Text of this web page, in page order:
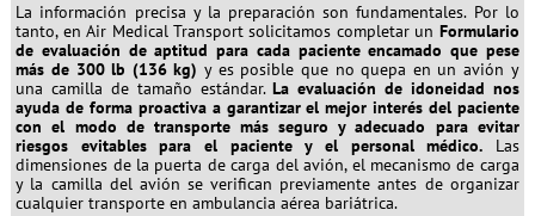
La información precisa y la preparación son fundamentales. Por lo
tanto, en Air Medical Transport solicitamos completar un Formulario
de evaluación de aptitud para cada paciente encamado que pese
más de 300 lb (136 kg)y es posible que no quepa en un avión y
una camilla de tamaño estándar.La evaluación de idoneidad nos
ayuda de forma proactiva a garantizar el mejor interés del paciente
con el modo de transporte más seguro y adecuado para evitar
riesgos evitables para el paciente y el personal médico. Las
dimensiones de la puerta de carga del avión, el mecanismo de carga
y la camilla del avión se verifican previamente antes de organizar
cualquier transporte en ambulancia aérea bariátrica.